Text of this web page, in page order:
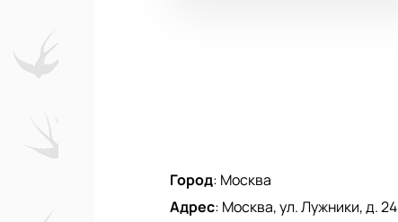
Город: Москва
Адрес: Москва, ул. Лужники, д. 24